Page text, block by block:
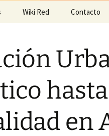
Wiki Red Contacto
en